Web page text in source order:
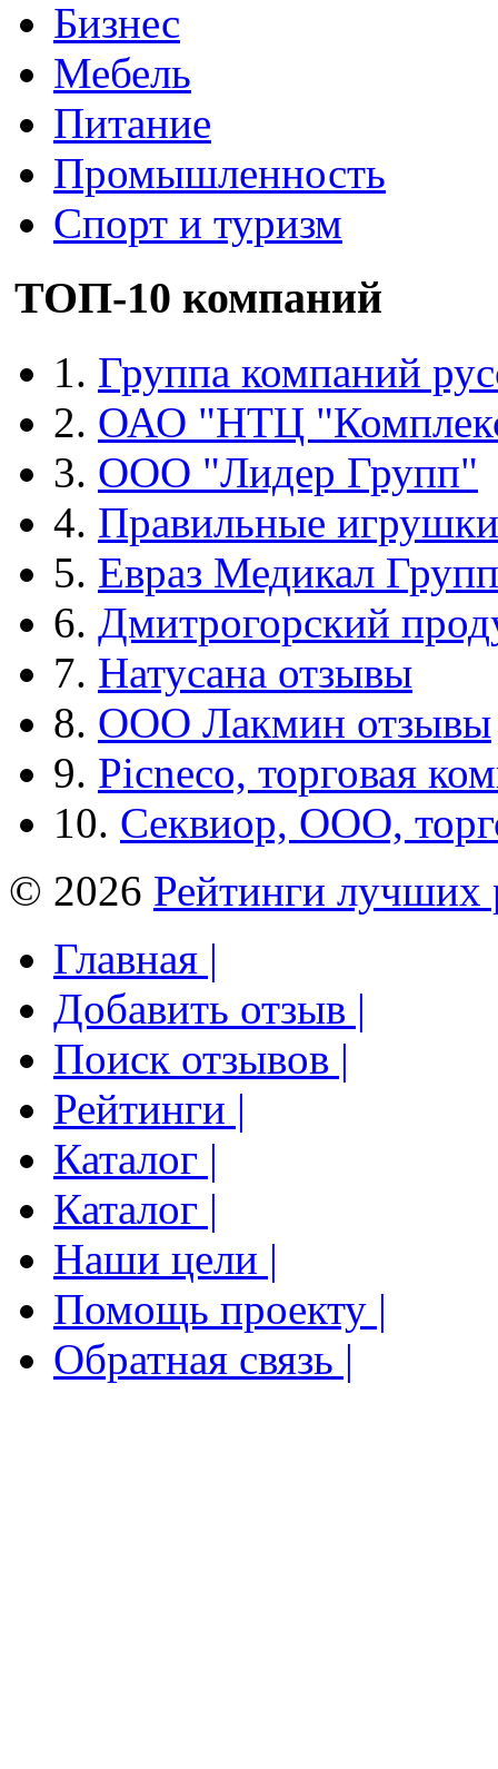
Бизнес
Мебель
Питание
Промышленность
Спорт и туризм
ТОП-10 компаний
1. Группа компаний
2. ОАО "НТЦ
3. ООО "Лидер Групп"
4. Правильные игрушки
5. Евраз Медикал Групп
6. Дмитрогорский
7. Натусана отзывы
8. ООО Лакмин отзывы
9. Picneco, торговая
10. Секвиор, ООО,
© 2026 Рейтинги лучших
Главная |
Добавить отзыв |
Поиск отзывов |
Рейтинги |
Каталог |
Каталог |
Наши цели |
Помощь проекту |
Обратная связь |